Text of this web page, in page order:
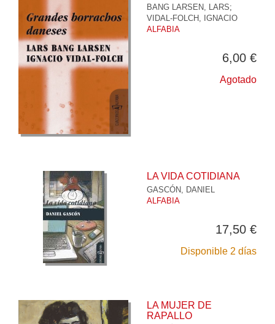
BANG LARSEN, LARS;
VIDAL-FOLCH, IGNACIO
ALFABIA
6,00 €
Agotado
LA VIDA COTIDIANA
GASCÓN, DANIEL
ALFABIA
17,50 €
Disponible 2 días
LA MUJER DE
RAPALLO